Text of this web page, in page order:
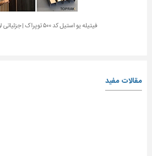
فیتیله یو استیل کد ۵۰۰ توپراک | جزئیاتی لوکس برای
مقالات مفید